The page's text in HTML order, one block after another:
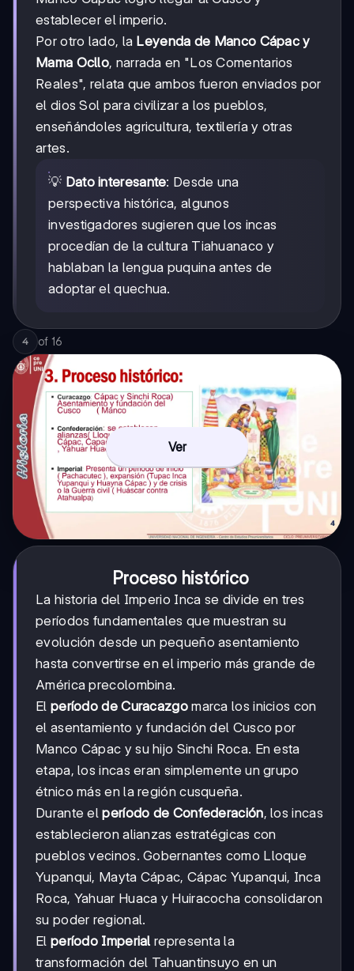
establecer el imperio.
Por otro lado, la Leyenda de Manco Cápac y
Mama Ocllo, narrada en "Los Comentarios
Reales", relata que ambos fueron enviados por
el dios Sol para civilizar a los pueblos,
enseñándoles agricultura, textilería y otras
artes.
💡 Dato interesante: Desde una
perspectiva histórica, algunos
investigadores sugieren que los incas
procedían de la cultura Tiahuanaco y
hablaban la lengua puquina antes de
adoptar el quechua.
4 of 16
Ver
Proceso histórico
La historia del Imperio Inca se divide en tres
períodos fundamentales que muestran su
evolución desde un pequeño asentamiento
hasta convertirse en el imperio más grande de
América precolombina.
El período de Curacazgomarca los inicios con
el asentamiento y fundación del Cusco por
Manco Cápac y su hijo Sinchi Roca. En esta
etapa, los incas eran simplemente un grupo
étnico más en la región cusqueña.
Durante elperíodo de Confederación, los incas
establecieron alianzas estratégicas con
pueblos vecinos. Gobernantes como Lloque
Yupanqui, Mayta Cápac, Cápac Yupanqui, Inca
Roca, Yahuar Huaca y Huiracocha consolidaron
su poder regional.
El período Imperial representa la
transformación del Tahuantinsuyo en un